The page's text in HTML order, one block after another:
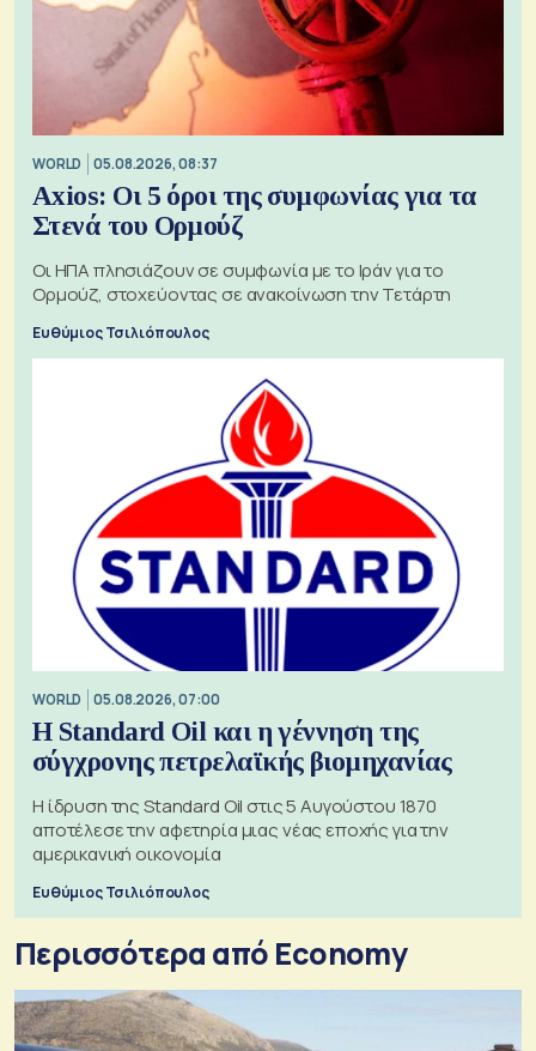
WORLD 05.08.2026, 08:37
Axios: Οι 5 όροι της συμφωνίας για τα
Στενά του Ορμούζ
Οι ΗΠΑ πλησιάζουν σε συμφωνία με το Ιράν για το
Ορμούζ, στοχεύοντας σε ανακοίνωση την Τετάρτη
Ευθύμιος Τσιλιόπουλος
WORLD 05.08.2026, 07:00
Η Standard Oil και η γέννηση της
σύγχρονης πετρελαϊκής βιομηχανίας
Η ίδρυση της Standard Oil στις 5 Αυγούστου 1870
αποτέλεσε την αφετηρία μιας νέας εποχής για την
αμερικανική οικονομία
Ευθύμιος Τσιλιόπουλος
Περισσότερα από Economy